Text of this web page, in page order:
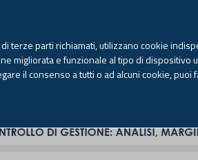
terze parti richiamati, utilizzano cookie
migliorata e funzionale al tipo di dispositivo
il consenso a tutti o ad alcuni cookie,